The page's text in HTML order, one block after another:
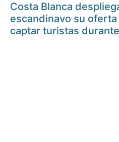
Costa Blanca
escandinavo su
captar turistas